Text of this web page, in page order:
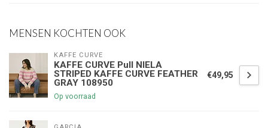
MENSEN KOCHTEN OOK
KAFFE CURVE
KAFFE CURVE Pull NIELA
STRIPED KAFFE CURVE FEATHER
GRAY 108950
Op voorraad
€49,95